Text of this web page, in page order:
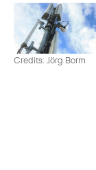
Credits: Jörg Borm